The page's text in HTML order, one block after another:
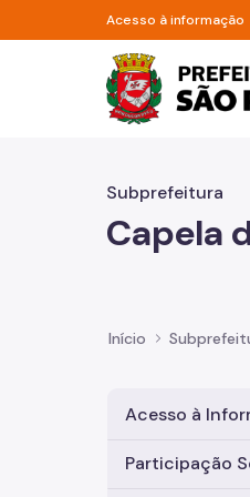
Pular para o Conteúdo
Acesso à informação
Subprefeitura
Capela
Início
Acesso à
Participação